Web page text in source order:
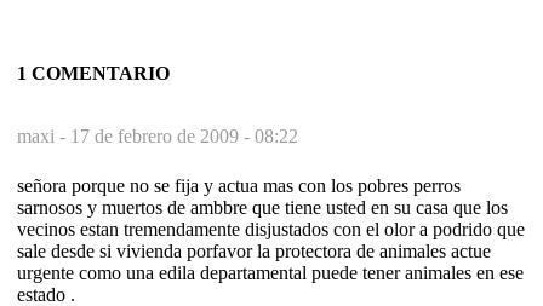
1 COMENTARIO
maxi - 17 de febrero de 2009 - 08:22
señora porque no se fija y actua mas con los pobres perros
sarnosos y muertos de ambbre que tiene usted en su casa que los
vecinos estan tremendamente disjustados con el olor a podrido que
sale desde si vivienda porfavor la protectora de animales actue
urgente como una edila departamental puede tener animales en ese
estado .